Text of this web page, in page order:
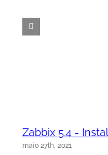
Zabbix 5.4 -
maio 27th, 2021